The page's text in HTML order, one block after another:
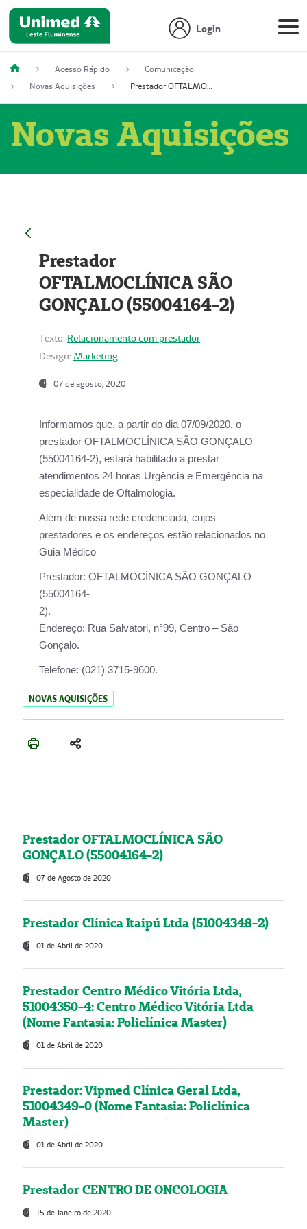
Login
Acesso Rápido
Comunicação
Novas Aquisições
Prestador OFTALMOCLÍNICA SÃO GONÇALO (55004164-2)
Novas Aquisições
Prestador
OFTALMOCLÍNICA SÃO
GONÇALO (55004164-2)
Texto: Relacionamento com prestador
Design: Marketing
07 de agosto, 2020
Informamos que, a partir do dia07/09/2020, o
prestador OFTALMOCLÍNICA SÃO GONÇALO
(55004164-2), estará habilitado a prestar
atendimentos 24 horas Urgência e Emergência na
especialidade de Oftalmologia.
Além de nossa rede credenciada, cujos
prestadores e os endereços estão relacionados no
Guia Médico
Prestador: OFTALMOCÍNICA SÃO GONÇALO
(55004164-
2).
Endereço: Rua Salvatori, n°99, Centro – São
Gonçalo.
Telefone: (021) 3715-9600.
NOVAS AQUISIÇÕES
Prestador OFTALMOCLÍNICA SÃO
GONÇALO (55004164-2)
07 de Agosto de 2020
Prestador Clínica Itaipú Ltda (51004348-2)
01 de Abril de 2020
Prestador Centro Médico Vitória Ltda,
51004350-4: Centro Médico Vitória Ltda
(Nome Fantasia: Policlínica Master)
01 de Abril de 2020
Prestador: Vipmed Clínica Geral Ltda,
51004349-0 (Nome Fantasia: Policlínica
Master)
01 de Abril de 2020
Prestador CENTRO DE ONCOLOGIA
15 de Janeiro de 2020